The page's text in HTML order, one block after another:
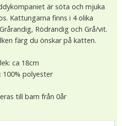
är söta och mjuka
Kattungarna finns i 4 olika
Rödrandig och Grå/vit.
färg du önskar på katten.
ca 18cm
100% polyester
till barn från 0år